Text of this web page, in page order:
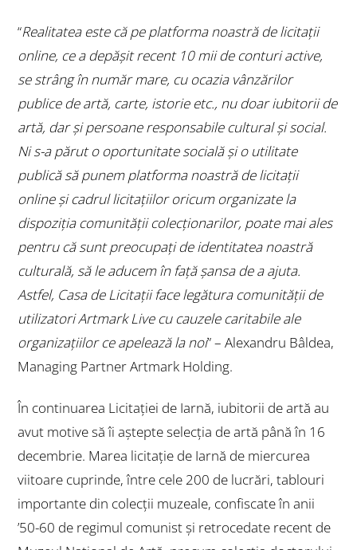
“Realitatea este că pe platforma noastră de licitații
online, ce a depășit recent 10 mii de conturi active,
se strâng în număr mare, cu ocazia vânzărilor
publice de artă, carte, istorie etc., nu doar iubitorii de
artă, dar și persoane responsabile cultural și social.
Ni s-a părut o oportunitate socială și o utilitate
publică să punem platforma noastră de licitații
online și cadrul licitațiilor oricum organizate la
dispoziția comunității colecționarilor, poate mai ales
pentru că sunt preocupați de identitatea noastră
culturală, să le aducem în față șansa de a ajuta.
Astfel, Casa de Licitații face legătura comunității de
utilizatoriArtmark Live cu cauzele caritabileale
organizațiilor ce apelează la noi” – Alexandru Bâldea,
Managing Partner Artmark Holding.
În continuarea Licitației de Iarnă, iubitorii de artă au
avut motive să îi aștepte selecția de artă până în 16
decembrie. Marea licitație de Iarnă de miercurea
viitoare cuprinde, între cele 200 de lucrări, tablouri
importante din colecții muzeale, confiscate în anii
’50-60 de regimul comunist și retrocedate recent de